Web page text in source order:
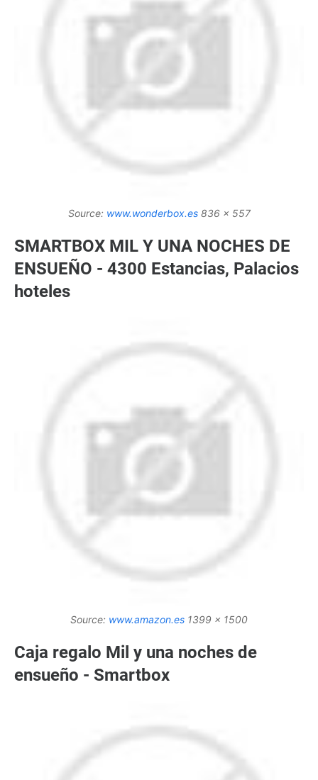
Source: www.wonderbox.es836 x 557
SMARTBOX MIL Y UNA NOCHES DE
ENSUEÑO - 4300 Estancias, Palacios
hoteles
Source: www.amazon.es 1399 x 1500
Caja regalo Mil y una noches de
ensueño - Smartbox